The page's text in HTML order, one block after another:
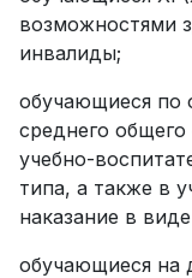
возможностями
инвалиды;
обучающиеся по
среднего
учебно-
типа, а также в
наказание в
обучающиеся на